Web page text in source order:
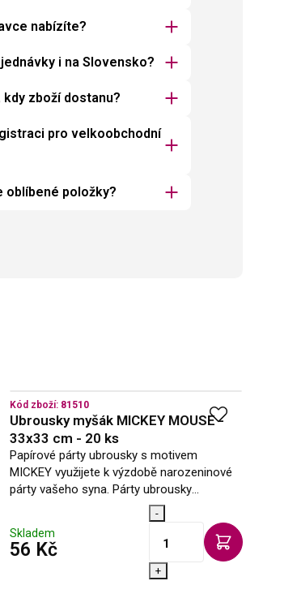
nabízíte?
i na Slovensko?
zboží dostanu?
pro velkoobchodní
oblíbené položky?
Kód zboží: 81510
Ubrousky myšák MICKEY MOUSE -
33x33 cm - 20 ks
Papírové párty ubrousky s motivem
MICKEY využijete k výzdobě narozeninové
párty vašeho syna. Párty ubrousky
samozřejmě neslouží jen k dekoraci, ale
hlavně k praktickým účelům. Párty ubrousky
mají…
Skladem
56 Kčs DPH
-
+